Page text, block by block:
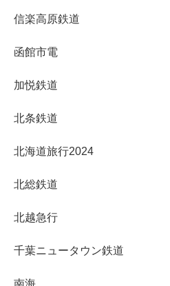
信楽高原鉄道
函館市電
加悦鉄道
北条鉄道
北海道旅行2024
北総鉄道
北越急行
千葉ニュータウン鉄道
南海